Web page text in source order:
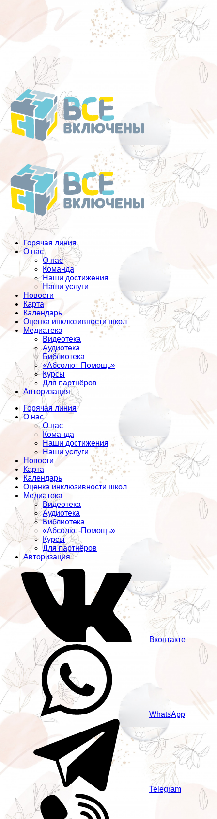
Перейти
к
содержанию
Горячая линия
О нас
О нас
Команда
Наши достижения
Наши услуги
Новости
Карта
Календарь
Оценка инклюзивности школ
Медиатека
Видеотека
Аудиотека
Библиотека
«Абсолют-Помощь»
Курсы
Для партнёров
Авторизация
Горячая линия
О нас
О нас
Команда
Наши достижения
Наши услуги
Новости
Карта
Календарь
Оценка инклюзивности школ
Медиатека
Видеотека
Аудиотека
Библиотека
«Абсолют-Помощь»
Курсы
Для партнёров
Авторизация
Вконтакте
WhatsApp
Telegram